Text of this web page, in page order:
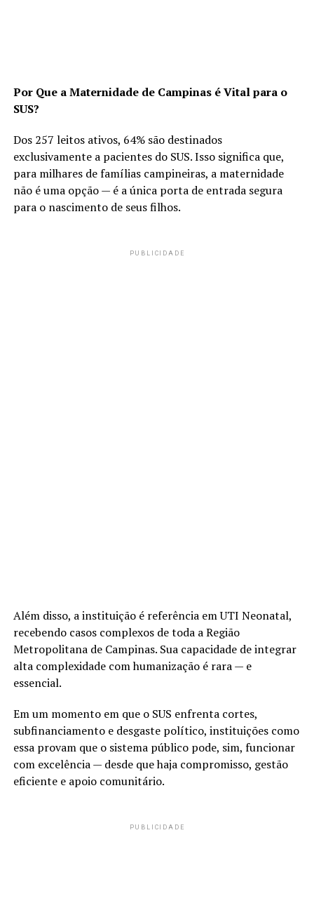
Por Que a Maternidade de Campinas é Vital para o
SUS?
Dos 257 leitos ativos, 64% são destinados
exclusivamente a pacientes do SUS. Isso significa que,
para milhares de famílias campineiras, a maternidade
não é uma opção — é a única porta de entrada segura
para o nascimento de seus filhos.
PUBLICIDADE
Além disso, a instituição é referência em UTI Neonatal,
recebendo casos complexos de toda a Região
Metropolitana de Campinas. Sua capacidade de integrar
alta complexidade com humanização é rara — e
essencial.
Em um momento em que o SUS enfrenta cortes,
subfinanciamento e desgaste político, instituições como
essa provam que o sistema público pode, sim, funcionar
com excelência — desde que haja compromisso, gestão
eficiente e apoio comunitário.
PUBLICIDADE